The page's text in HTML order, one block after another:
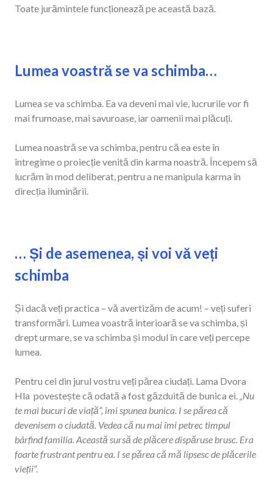
Toate jurămintele funcționează pe această bază.
Lumea voastră se va schimba…
Lumea se va schimba. Ea va deveni mai vie, lucrurile vor fi
mai frumoase, mai savuroase, iar oamenii mai plăcuți.
Lumea noastră se va schimba, pentru că ea este în
întregime o proiecție venită din karma noastră. Începem să
lucrăm în mod deliberat, pentru a ne manipula karma în
direcția iluminării.
… Și de asemenea, și voi vă veți
schimba
Și dacă veți practica – vă avertizăm de acum! – veți suferi
transformări. Lumea voastră interioară se va schimba, și
drept urmare, se va schimba și modul în care veți percepe
lumea.
Pentru cei din jurul vostru veți părea ciudați. Lama Dvora
Hla povestește că odată a fost găzduită de bunica ei.
„Nu
te mai bucuri de viață”, îmi spunea bunica. I se părea că
devenisem o ciudată. Vedea că nu mai îmi petrec timpul
bârfind familia. Această sursă de plăcere dispăruse brusc. Era
foarte frustrant pentru ea. I se părea că mă lipsesc de plăcerile
vieții”.